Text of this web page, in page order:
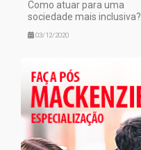
Como atuar para uma
sociedade mais inclusiva?
03/12/2020